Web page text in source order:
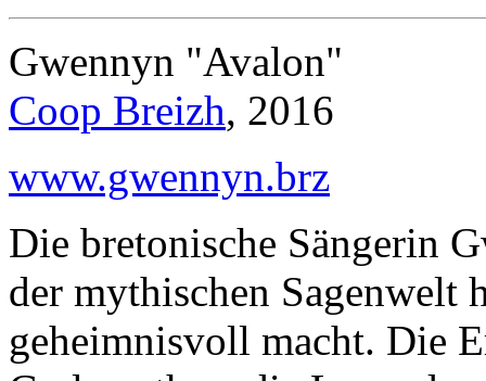
Gwennyn "Avalon"
Coop Breizh, 2016
www.gwennyn.brz
Die bretonische Sängerin
der mythischen Sagenwelt
geheimnisvoll macht. Die